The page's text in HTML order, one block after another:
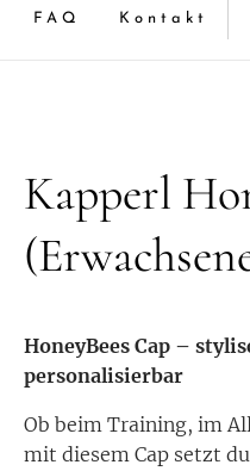
FAQ Kontakt
Kapperl
HoneyBees Cap –
personalisierbar
Ob beim Training, im
mit diesem Cap setzt